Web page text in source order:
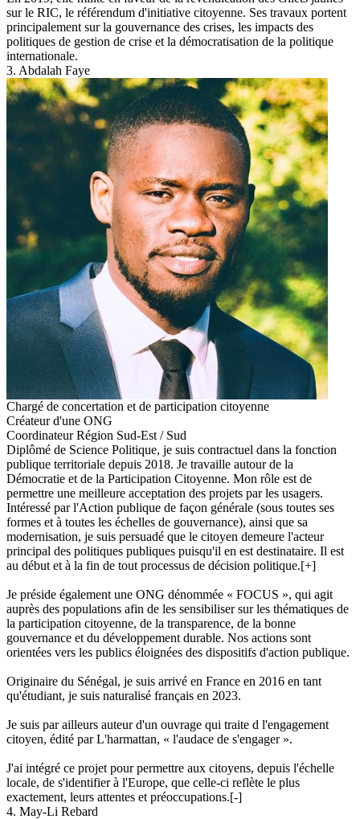
sur le RIC, le référendum d'initiative citoyenne. Ses travaux portent
principalement sur la gouvernance des crises, les impacts des
politiques de gestion de crise et la démocratisation de la politique
internationale.
3. Abdalah Faye
Chargé de concertation et de participation citoyenne
Créateur d'une ONG
Coordinateur Région Sud-Est / Sud
Diplômé de Science Politique, je suis contractuel dans la fonction
publique territoriale depuis 2018. Je travaille autour de la
Démocratie et de la Participation Citoyenne. Mon rôle est de
permettre une meilleure acceptation des projets par les usagers.
Intéressé par l'Action publique de façon générale (sous toutes ses
formes et à toutes les échelles de gouvernance), ainsi que sa
modernisation, je suis persuadé que le citoyen demeure l'acteur
principal des politiques publiques puisqu'il en est destinataire. Il est
au début et à la fin de tout processus de décision politique.[+]
Je préside également une ONG dénommée « FOCUS », qui agit
auprès des populations afin de les sensibiliser sur les thématiques de
la participation citoyenne, de la transparence, de la bonne
gouvernance et du développement durable. Nos actions sont
orientées vers les publics éloignées des dispositifs d'action publique.
Originaire du Sénégal, je suis arrivé en France en 2016 en tant
qu'étudiant, je suis naturalisé français en 2023.
Je suis par ailleurs auteur d'un ouvrage qui traite d l'engagement
citoyen, édité par L'harmattan, « l'audace de s'engager ».
J'ai intégré ce projet pour permettre aux citoyens, depuis l'échelle
locale, de s'identifier à l'Europe, que celle-ci reflète le plus
exactement, leurs attentes et préoccupations.[-]
4. May-Li Rebard